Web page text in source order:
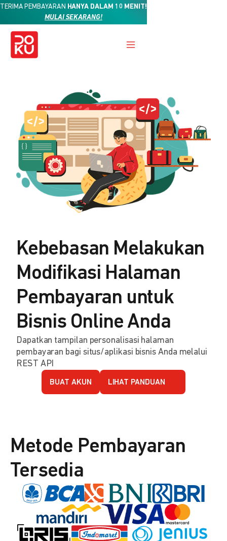
TERIMA PEMBAYARAN HANYA DALAM 10 MENIT!
MULAI SEKARANG!
Kebebasan Melakukan
Modifikasi Halaman
Pembayaran untuk
Bisnis Online Anda
Dapatkan tampilan personalisasi halaman
pembayaran bagi situs/aplikasi bisnis Anda melalui
REST API
BUAT AKUN LIHAT PANDUAN
Metode Pembayaran
Tersedia